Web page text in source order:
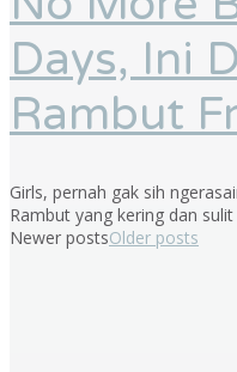
Days, Ini
Rambut
Girls, pernah gak sih
Rambut yang kering dan
Newer postsOlder posts